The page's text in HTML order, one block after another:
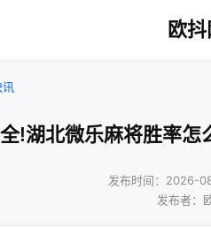
欧抖
!湖北微乐麻将胜率
发布时间：2026-
发布者：